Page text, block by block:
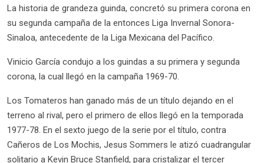
La historia de grandeza guinda, concretó su primera corona en
su segunda campaña de la entonces Liga Invernal Sonora-
Sinaloa, antecedente de la Liga Mexicana del Pacífico.
Vinicio García condujo a los guindas a su primera y segunda
corona, la cual llegó en la campaña 1969-70.
Los Tomateros han ganado más de un título dejando en el
terreno al rival, pero el primero de ellos llegó en la temporada
1977-78. En el sexto juego de la serie por el título, contra
Cañeros de Los Mochis, Jesus Sommers le atizó cuadrangular
solitario a Kevin Bruce Stanfield, para cristalizar el tercer